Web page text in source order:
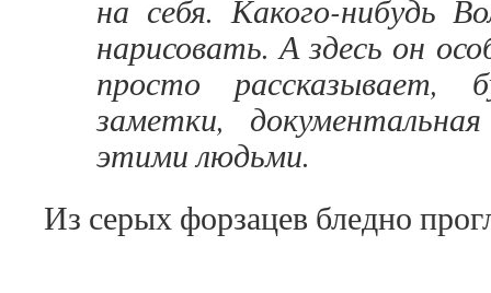
на себя. Какого-нибудь
нарисовать. А здесь он
просто рассказывает,
заметки,
этими людьми.
Из серых форзацев бледно